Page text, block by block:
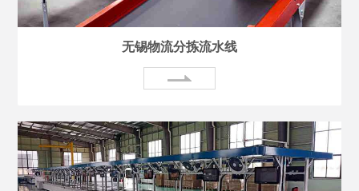
无锡物流分拣流水线